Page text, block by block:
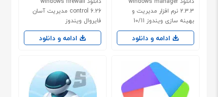
2.3.3 نرم افزار مدیریت و
بهینه سازی ویندوز 10/11
ادامه و دانلود
control 6.26 مدیریت آسان
فایروال ویندوز
ادامه و دانلود